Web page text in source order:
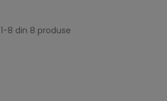
1-8 din 8 produse